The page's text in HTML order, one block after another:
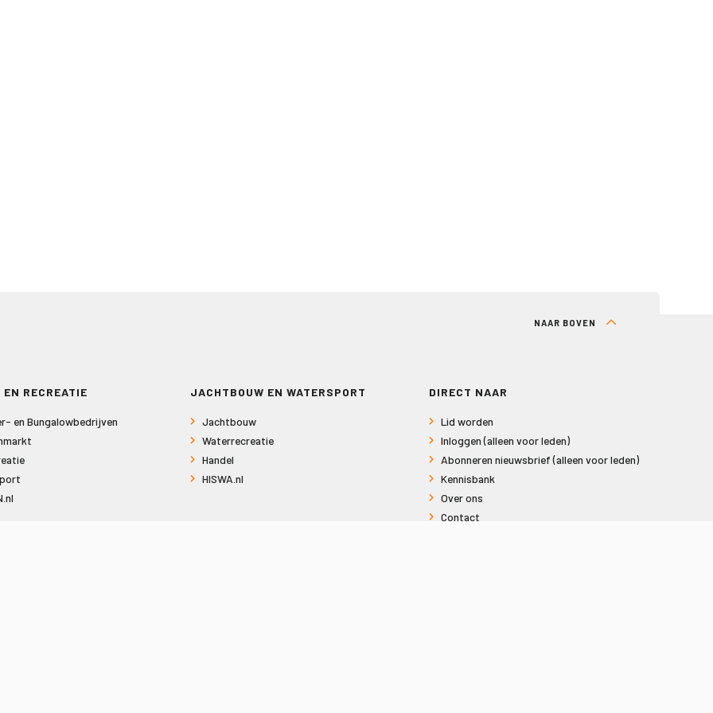
NAAR BOVEN
EN RECREATIE
en Bungalowbedrijven
JACHTBOUW EN WATERSPORT
Jachtbouw
Waterrecreatie
Handel
HISWA.nl
DIRECT NAAR
Lid worden
Inloggen (alleen voor leden)
Abonneren nieuwsbrief (alleen voor leden)
Kennisbank
Over ons
Contact